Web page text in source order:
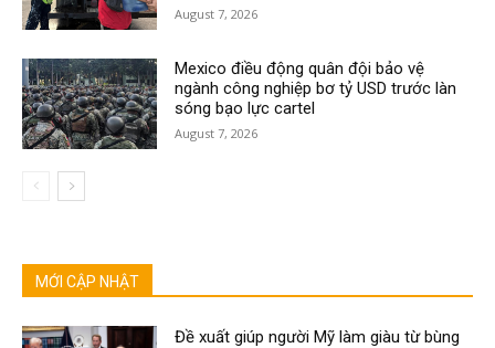
August 7, 2026
Mexico điều động quân đội bảo vệ
ngành công nghiệp bơ tỷ USD trước làn
sóng bạo lực cartel
August 7, 2026
MỚI CẬP NHẬT
Đề xuất giúp người Mỹ làm giàu từ bùng